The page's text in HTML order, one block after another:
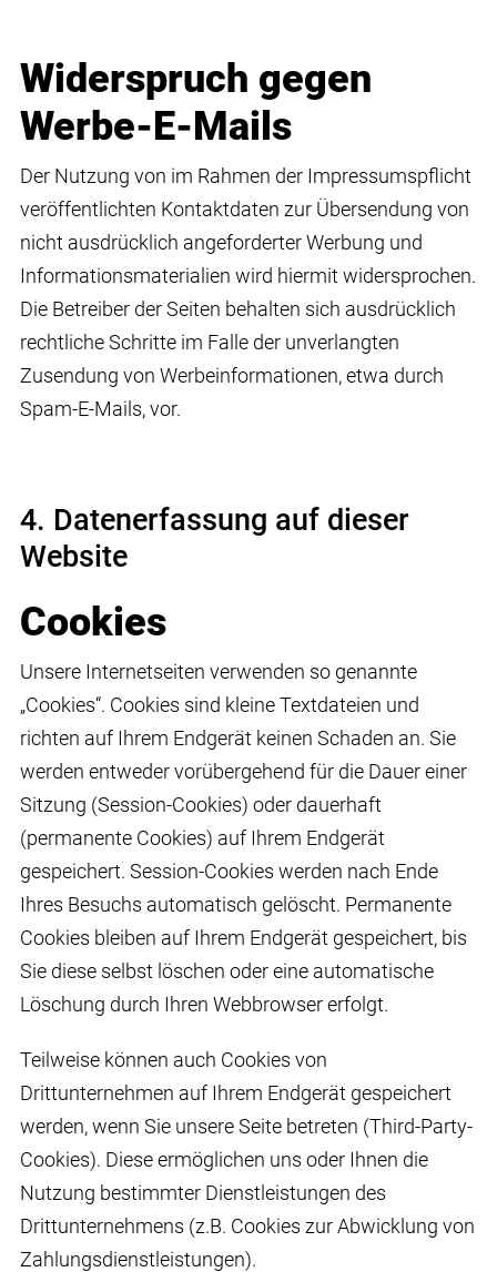
Widerspruch gegen
Werbe-E-Mails
Der Nutzung von im Rahmen der Impressumspflicht
veröffentlichten Kontaktdaten zur Übersendung von
nicht ausdrücklich angeforderter Werbung und
Informationsmaterialien wird hiermit widersprochen.
Die Betreiber der Seiten behalten sich ausdrücklich
rechtliche Schritte im Falle der unverlangten
Zusendung von Werbeinformationen, etwa durch
Spam-E-Mails, vor.
4. Datenerfassung auf dieser
Website
Cookies
Unsere Internetseiten verwenden so genannte
„Cookies“. Cookies sind kleine Textdateien und
richten auf Ihrem Endgerät keinen Schaden an. Sie
werden entweder vorübergehend für die Dauer einer
Sitzung (Session-Cookies) oder dauerhaft
(permanente Cookies) auf Ihrem Endgerät
gespeichert. Session-Cookies werden nach Ende
Ihres Besuchs automatisch gelöscht. Permanente
Cookies bleiben auf Ihrem Endgerät gespeichert, bis
Sie diese selbst löschen oder eine automatische
Löschung durch Ihren Webbrowser erfolgt.
Teilweise können auch Cookies von
Drittunternehmen auf Ihrem Endgerät gespeichert
werden, wenn Sie unsere Seite betreten (Third-Party-
Cookies). Diese ermöglichen uns oder Ihnen die
Nutzung bestimmter Dienstleistungen des
Drittunternehmens (z.B. Cookies zur Abwicklung von
Zahlungsdienstleistungen).